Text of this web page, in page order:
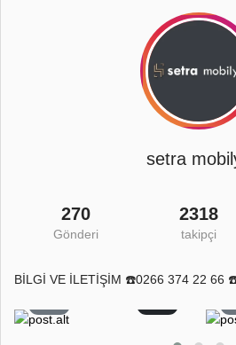
setra
270
Gönderi
2318
takipçi
BİLGİ VE İLETİŞİM ☎️0266 374 22 66